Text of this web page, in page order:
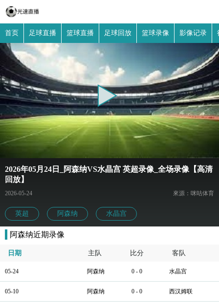
首页 足球直播 篮球直播 足球回放 篮球录像 影像记录
2026年05月24日_阿森纳VS水晶宫 英超录像_全场录像【高清
回放】
2026-05-24 來源：咪咕体育
英超 阿森纳 水晶宫
阿森纳近期录像
日期 主队 比分 客队
05-24 阿森纳 0 - 0 水晶宫
05-10 阿森纳 0 - 0 西汉姆联